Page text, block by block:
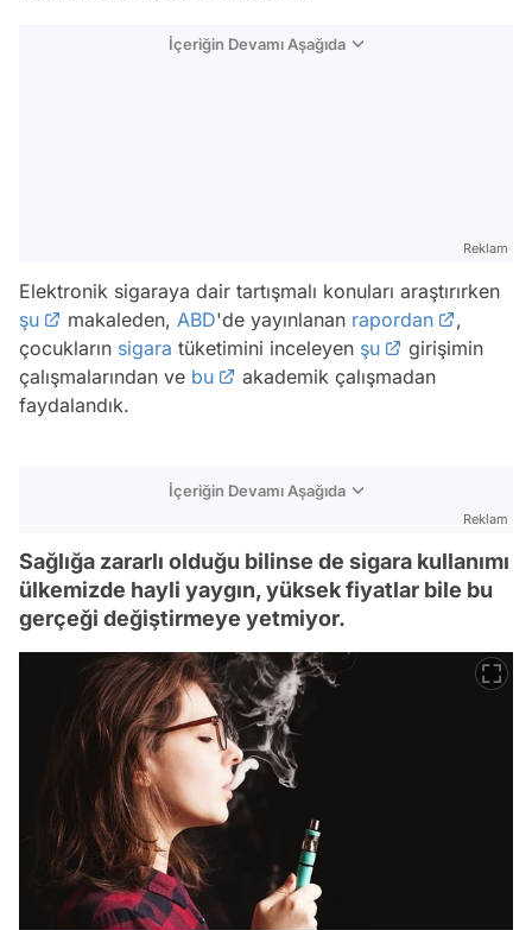
İçeriğin Devamı Aşağıda
Reklam
Elektronik sigaraya dair tartışmalı konuları araştırırken
şu
makaleden, ABD'de yayınlanan rapordan
,
çocukların sigara tüketimini inceleyen şu
girişimin
çalışmalarından ve bu
akademik çalışmadan
faydalandık.
İçeriğin Devamı Aşağıda
Reklam
Sağlığa zararlı olduğu bilinse de sigara kullanımı
ülkemizde hayli yaygın, yüksek fiyatlar bile bu
gerçeği değiştirmeye yetmiyor.